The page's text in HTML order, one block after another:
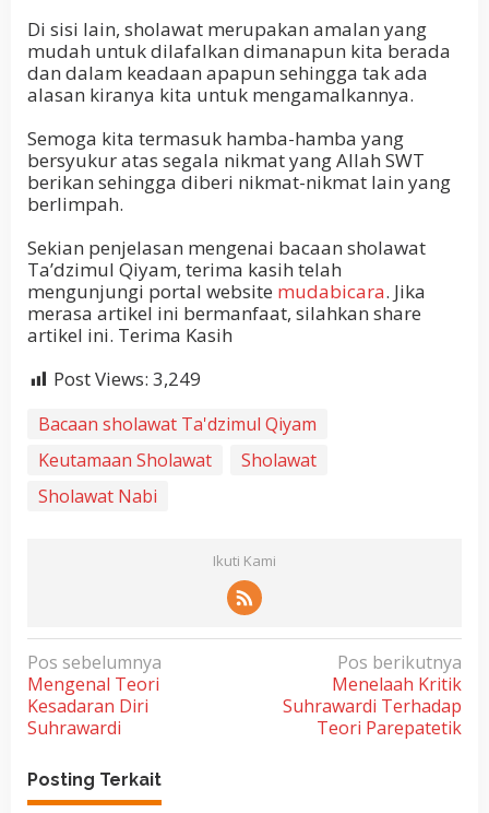
Di sisi lain, sholawat merupakan amalan yang
mudah untuk dilafalkan dimanapun kita berada
dan dalam keadaan apapun sehingga tak ada
alasan kiranya kita untuk mengamalkannya.
Semoga kita termasuk hamba-hamba yang
bersyukur atas segala nikmat yang Allah SWT
berikan sehingga diberi nikmat-nikmat lain yang
berlimpah.
Sekian penjelasan mengenai bacaan sholawat
Ta’dzimul Qiyam, terima kasih telah
mengunjungi portal website mudabicara. Jika
merasa artikel ini bermanfaat, silahkan share
artikel ini. Terima Kasih
Post Views: 3,249
Bacaan sholawat Ta'dzimul Qiyam
Keutamaan Sholawat
Sholawat
Sholawat Nabi
Ikuti Kami
N
a
v
g
Pos sebelumnya
Mengenal Teori
Kesadaran Diri
Suhrawardi
Pos berikutnya
Menelaah Kritik
Suhrawardi Terhadap
Teori Parepatetik
Posting Terkait